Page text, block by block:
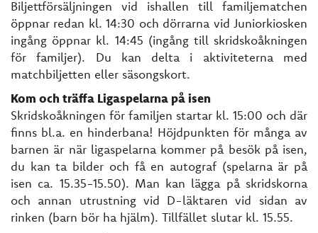
Biljettförsäljningen vid ishallen till familjematchen
öppnar redan kl. 14:30 och dörrarna vid Juniorkiosken
ingång öppnar kl. 14:45 (ingång till skridskoåkningen
för familjer). Du kan delta i aktiviteterna med
matchbiljetten eller säsongskort.
Kom och träffa Ligaspelarna på isen
Skridskoåkningen för familjen startar kl. 15:00 och där
finns bl.a. en hinderbana! Höjdpunkten för många av
barnen är när ligaspelarna kommer på besök på isen,
du kan ta bilder och få en autograf (spelarna är på
isen ca. 15.35-15.50). Man kan lägga på skridskorna
och annan utrustning vid D-läktaren vid sidan av
rinken (barn bör ha hjälm). Tillfället slutar kl. 15.55.